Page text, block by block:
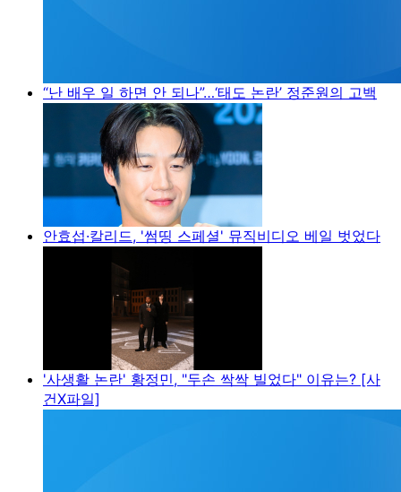
“난 배우 일 하면 안 되나”…‘태도 논란’ 정준원의 고백
안효섭·칼리드, '썸띵 스페셜' 뮤직비디오 베일 벗었다
'사생활 논란' 황정민, "두손 싹싹 빌었다" 이유는? [사
건X파일]